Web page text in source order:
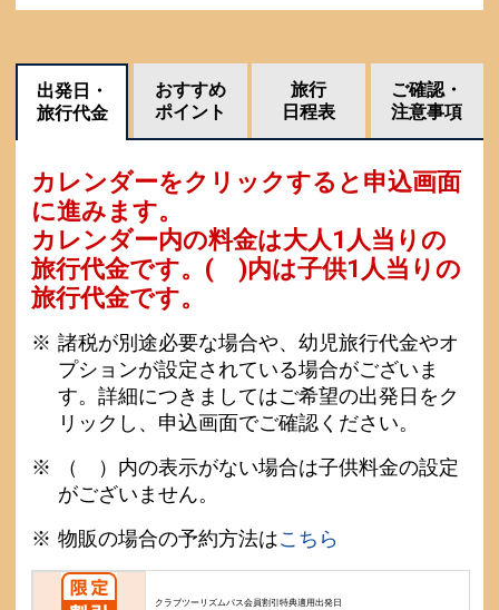
出発日・
旅行代金
おすすめ
ポイント
旅行
日程表
ご確認・
注意事項
カレンダーをクリックすると申込画面
に進みます。
カレンダー内の料金は大人1人当りの
旅行代金です。 ( )内は子供1人当りの
旅行代金です。
諸税が別途必要な場合や、幼児旅行代金やオ
プションが設定されている場合がございま
す。詳細につきましてはご希望の出発日をク
リックし、申込画面でご確認ください。
（ ）内の表示がない場合は子供料金の設定
がございません。
物販の場合の予約方法はこちら
クラブツーリズムパス会員割引特典適用出発日